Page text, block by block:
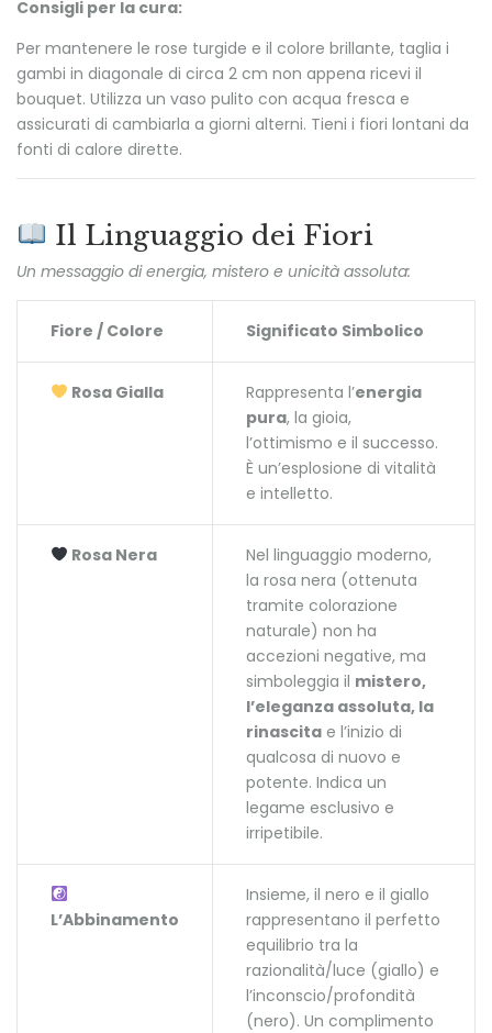
Consigli per la cura:
Per mantenere le rose turgide e il colore brillante, taglia i
gambi in diagonale di circa 2 cm non appena ricevi il
bouquet. Utilizza un vaso pulito con acqua fresca e
assicurati di cambiarla a giorni alterni. Tieni i fiori lontani da
fonti di calore dirette.
Il Linguaggio dei Fiori
Un messaggio di energia, mistero e unicità assoluta:
Fiore / Colore Significato Simbolico
Rosa Gialla Rappresenta l’energia
pura, la gioia,
l’ottimismo e il successo.
È un’esplosione di vitalità
e intelletto.
Rosa Nera
Nel linguaggio moderno,
la rosa nera (ottenuta
tramite colorazione
naturale) non ha
accezioni negative, ma
simboleggia il mistero,
l’eleganza assoluta, la
rinascita e l’inizio di
qualcosa di nuovo e
potente. Indica un
legame esclusivo e
irripetibile.
L’Abbinamento
Insieme, il nero e il giallo
rappresentano il perfetto
equilibrio tra la
razionalità/luce (giallo) e
l’inconscio/profondità
(nero). Un complimento